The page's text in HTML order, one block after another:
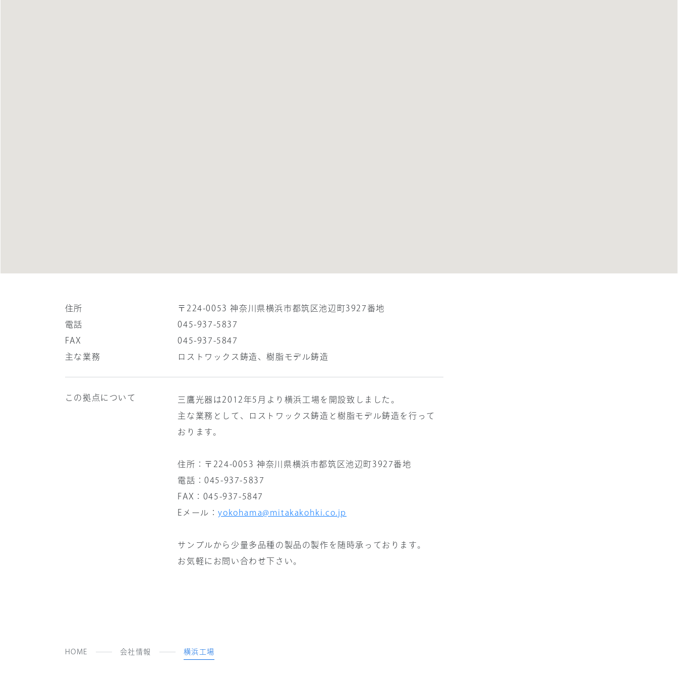
住所
〒224-0053 神奈川県横浜市都筑区池辺町3927番地
電話
045-937-5837
FAX
045-937-5847
主な業務
ロストワックス鋳造、樹脂モデル鋳造
この拠点について
三鷹光器は2012年5月より横浜工場を開設致しました。
主な業務として、ロストワックス鋳造と樹脂モデル鋳造を行って
おります。
住所：〒224-0053 神奈川県横浜市都筑区池辺町3927番地
電話：045-937-5837
FAX：045-937-5847
Eメール：yokohama@mitakakohki.co.jp
サンプルから少量多品種の製品の製作を随時承っております。
お気軽にお問い合わせ下さい。
HOME 会社情報 横浜工場